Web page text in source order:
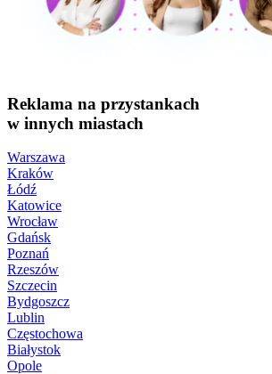
Reklama na przystankach
w innych miastach
Warszawa
Kraków
Łódź
Katowice
Wrocław
Gdańsk
Poznań
Rzeszów
Szczecin
Bydgoszcz
Lublin
Częstochowa
Białystok
Opole